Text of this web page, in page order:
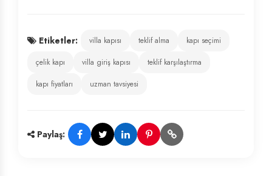
Etiketler: villa kapısı teklif alma
kapı seçimi
çelik kapı
villa giriş kapısı
teklif karşılaştırma
kapı fiyatları
uzman tavsiyesi
Paylaş: